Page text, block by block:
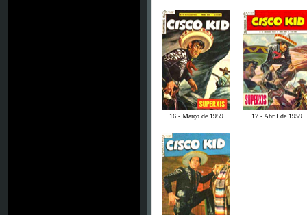
16 - Março de 1959 17 - Abril de 1959